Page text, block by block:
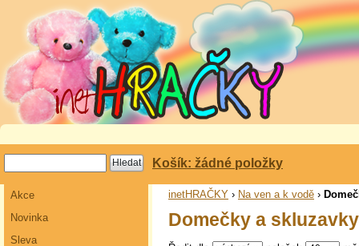
Košík: žádné položky
Akce
Novinka
Sleva
inetHRAČKY › Na ven a k vodě ›
Domečky a skluzavky